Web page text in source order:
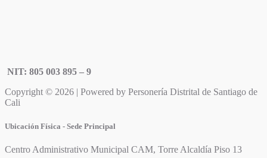
NIT: 805 003 895 – 9
Copyright © 2026 | Powered by Personería Distrital de Santiago de
Cali
Ubicación Física - Sede Principal
Centro Administrativo Municipal CAM, Torre Alcaldía Piso 13